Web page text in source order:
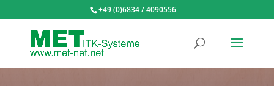
+49 (0)6834 / 4090556